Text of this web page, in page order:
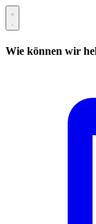
Wie können wir